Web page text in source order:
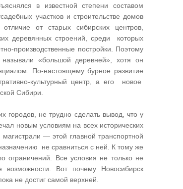
в известной степени составом
участков и строительстве домов
от старых сибирских центров,
деревянных строений, среди которых
производственные постройки. Поэтому
«большой деревней», хотя он
По-настоящему бурное развитие
культурный центр, а его новое
Сибири.
городов, не трудно сделать вывод, что у
новым условиям на всех исторических
— этой главной транспортной
не сравниться с ней. К тому же
ограничений. Все условия не только не
Вот почему Новосибирск
не достиг самой верхней.